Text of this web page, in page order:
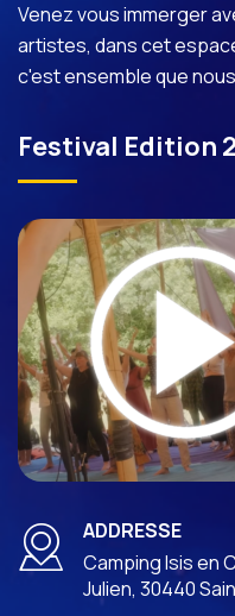
Venez vous immerger
artistes, dans cet
c'est ensemble que
Festival Edition
ADDRESSE
Camping Isis en
Julien, 30440